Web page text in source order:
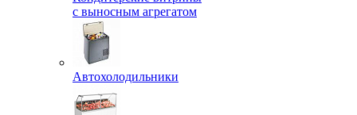
с выносным агрегатом
Автохолодильники